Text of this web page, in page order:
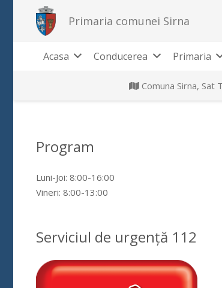
Primaria comunei Sirna
Acasa Conducerea Primaria
Comuna Sirna, Sat
Program
Luni-Joi: 8:00-16:00
Vineri: 8:00-13:00
Serviciul de urgență 112